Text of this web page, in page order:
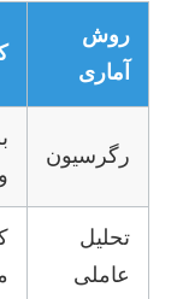
روش
آماری
رگرسیون
تحلیل
عاملی